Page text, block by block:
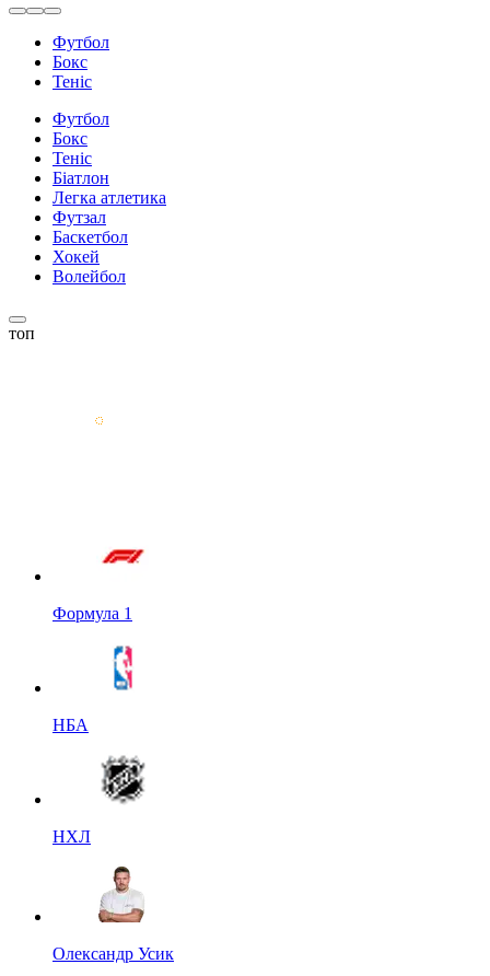
Футбол
Бокс
Теніс
Футбол
Бокс
Теніс
Біатлон
Легка атлетика
Футзал
Баскетбол
Хокей
Волейбол
топ
Формула 1
НБА
НХЛ
Олександр Усик